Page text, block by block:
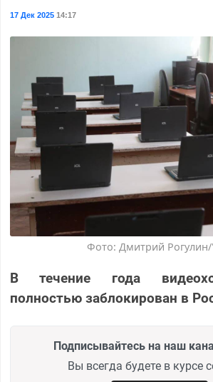
17 Дек 202514:17
Фото: Дмитрий Рогулин/
В течение года
полностью заблокирован в
Подписывайтесь на наш
Вы всегда будете в курсе